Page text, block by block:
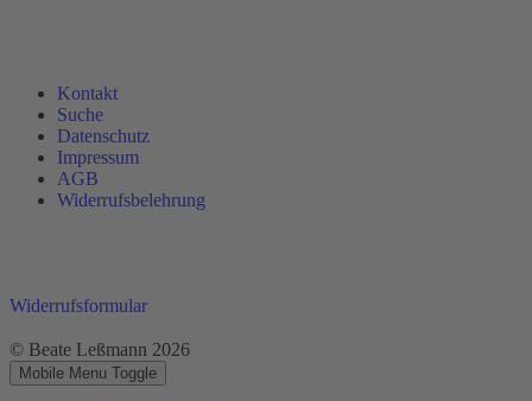
Kontakt
Suche
Datenschutz
Impressum
AGB
Widerrufsbelehrung
Widerrufsformular
© Beate Leßmann 2026
Mobile Menu Toggle